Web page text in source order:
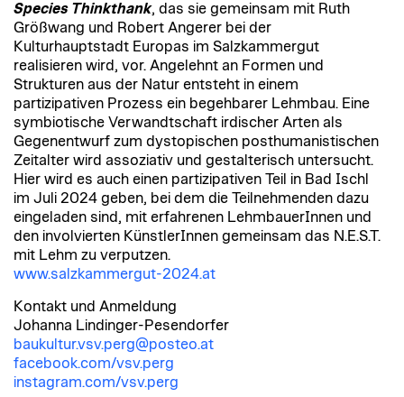
Species Thinkthank, das sie gemeinsam mit Ruth
Größwang und Robert Angerer bei der
Kulturhauptstadt Europas im Salzkammergut
realisieren wird, vor. Angelehnt an Formen und
Strukturen aus der Natur entsteht in einem
partizipativen Prozess ein begehbarer Lehmbau. Eine
symbiotische Verwandtschaft irdischer Arten als
Gegenentwurf zum dystopischen posthumanistischen
Zeitalter wird assoziativ und gestalterisch untersucht.
Hier wird es auch einen partizipativen Teil in Bad Ischl
im Juli 2024 geben, bei dem die Teilnehmenden dazu
eingeladen sind, mit erfahrenen LehmbauerInnen und
den involvierten KünstlerInnen gemeinsam das N.E.S.T.
mit Lehm zu verputzen.
www.salzkammergut-2024.at
Kontakt und Anmeldung
Johanna Lindinger-Pesendorfer
baukultur.vsv.perg@posteo.at
facebook.com/vsv.perg
instagram.com/vsv.perg